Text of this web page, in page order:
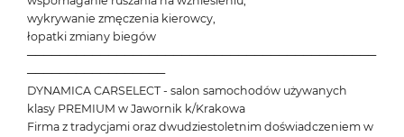
wykrywanie zmęczenia kierowcy,
łopatki zmiany biegów
───────────────────────────────────────────
─────────────────
DYNAMICA CARSELECT - salon samochodów używanych
klasy PREMIUM w Jawornik k/Krakowa
Firma z tradycjami oraz dwudziestoletnim doświadczeniem w